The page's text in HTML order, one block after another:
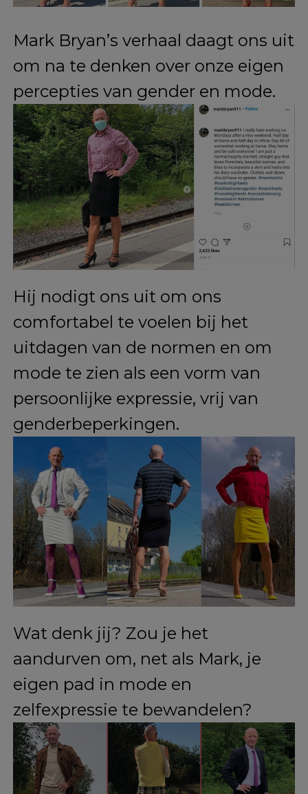
Zijn dochter beschouwt hem zelfs
als een van haar grootste mode-
inspiraties, en zijn vrouw helpt
hem regelmatig bij het uitkiezen
van outfits.
Ondanks de positieve ontvangst
binnen zijn gezin en zijn
aanzienlijke aanhang online, stuit
Marks kledingkeuze soms op
weerstand.